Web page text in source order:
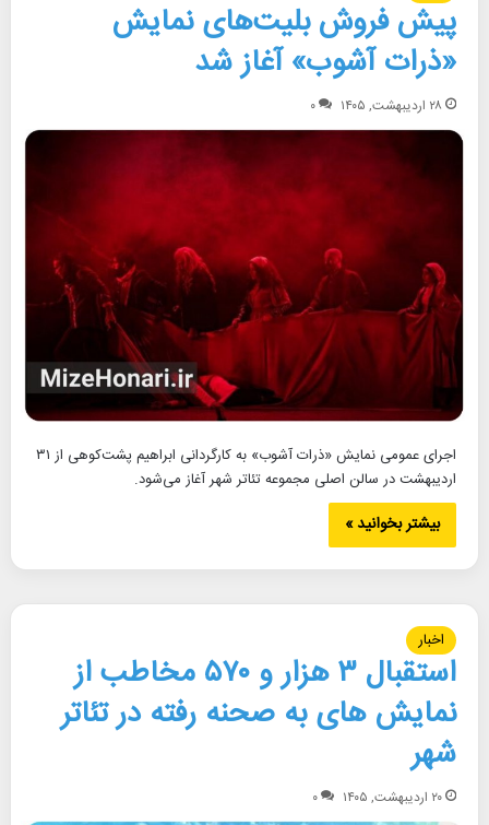
پیش فروش بلیت‌های نمایش
«ذرات آشوب» آغاز شد
۲۸ اردیبهشت, ۱۴۰۵ ۰
اجرای عمومی نمایش «ذرات آشوب» به کارگردانی ابراهیم پشت‌کوهی از ۳۱
اردیبهشت در سالن اصلی مجموعه تئاتر شهر آغاز می‌شود.
بیشتر بخوانید »
اخبار
استقبال ۳ هزار و ۵۷۰ مخاطب از
نمایش های به صحنه رفته در تئاتر
شهر
۲۰ اردیبهشت, ۱۴۰۵ ۰